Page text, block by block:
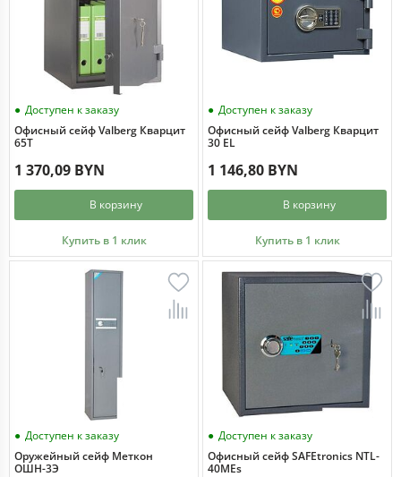
Доступен к заказу
Офисный сейф Valberg Кварцит
65Т
1 370,09 BYN
В корзину
Купить в 1 клик
Доступен к заказу
Офисный сейф Valberg Кварцит
30 EL
1 146,80 BYN
В корзину
Купить в 1 клик
Доступен к заказу
Оружейный сейф Меткон
ОШН-3Э
Доступен к заказу
Офисный сейф SAFEtronics NTL-
40MEs